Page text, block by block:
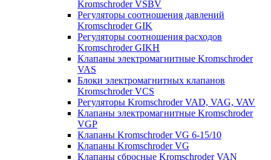
Kromschroder VSBV
Регуляторы соотношения давлений
Kromschroder GIK
Регуляторы соотношения расходов
Kromschroder GIKH
Клапаны электромагнитные Kromschroder
VAS
Блоки электромагнитных клапанов
Kromschroder VCS
Регуляторы Kromschroder VAD, VAG, VAV
Клапаны электромагнитные Kromschroder
VGP
Клапаны Kromschroder VG 6-15/10
Клапаны Kromschroder VG
Клапаны сбросные Kromschroder VAN